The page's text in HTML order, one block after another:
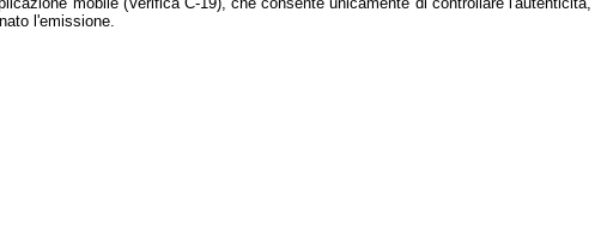
l'emissione.